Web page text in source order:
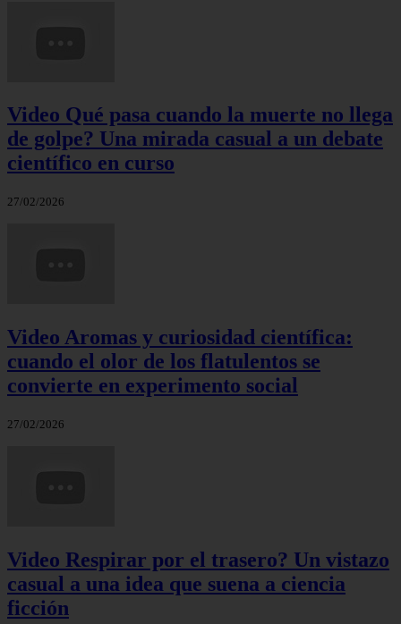
Video Qué pasa cuando la muerte no llega
de golpe? Una mirada casual a un debate
científico en curso
27/02/2026
Video Aromas y curiosidad científica:
cuando el olor de los flatulentos se
convierte en experimento social
27/02/2026
Video Respirar por el trasero? Un vistazo
casual a una idea que suena a ciencia
ficción